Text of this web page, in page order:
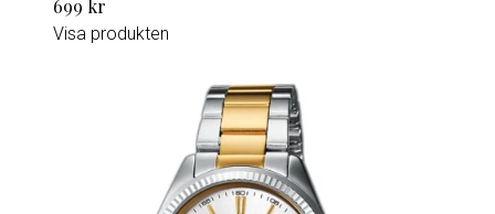
699 kr
Visa produkten